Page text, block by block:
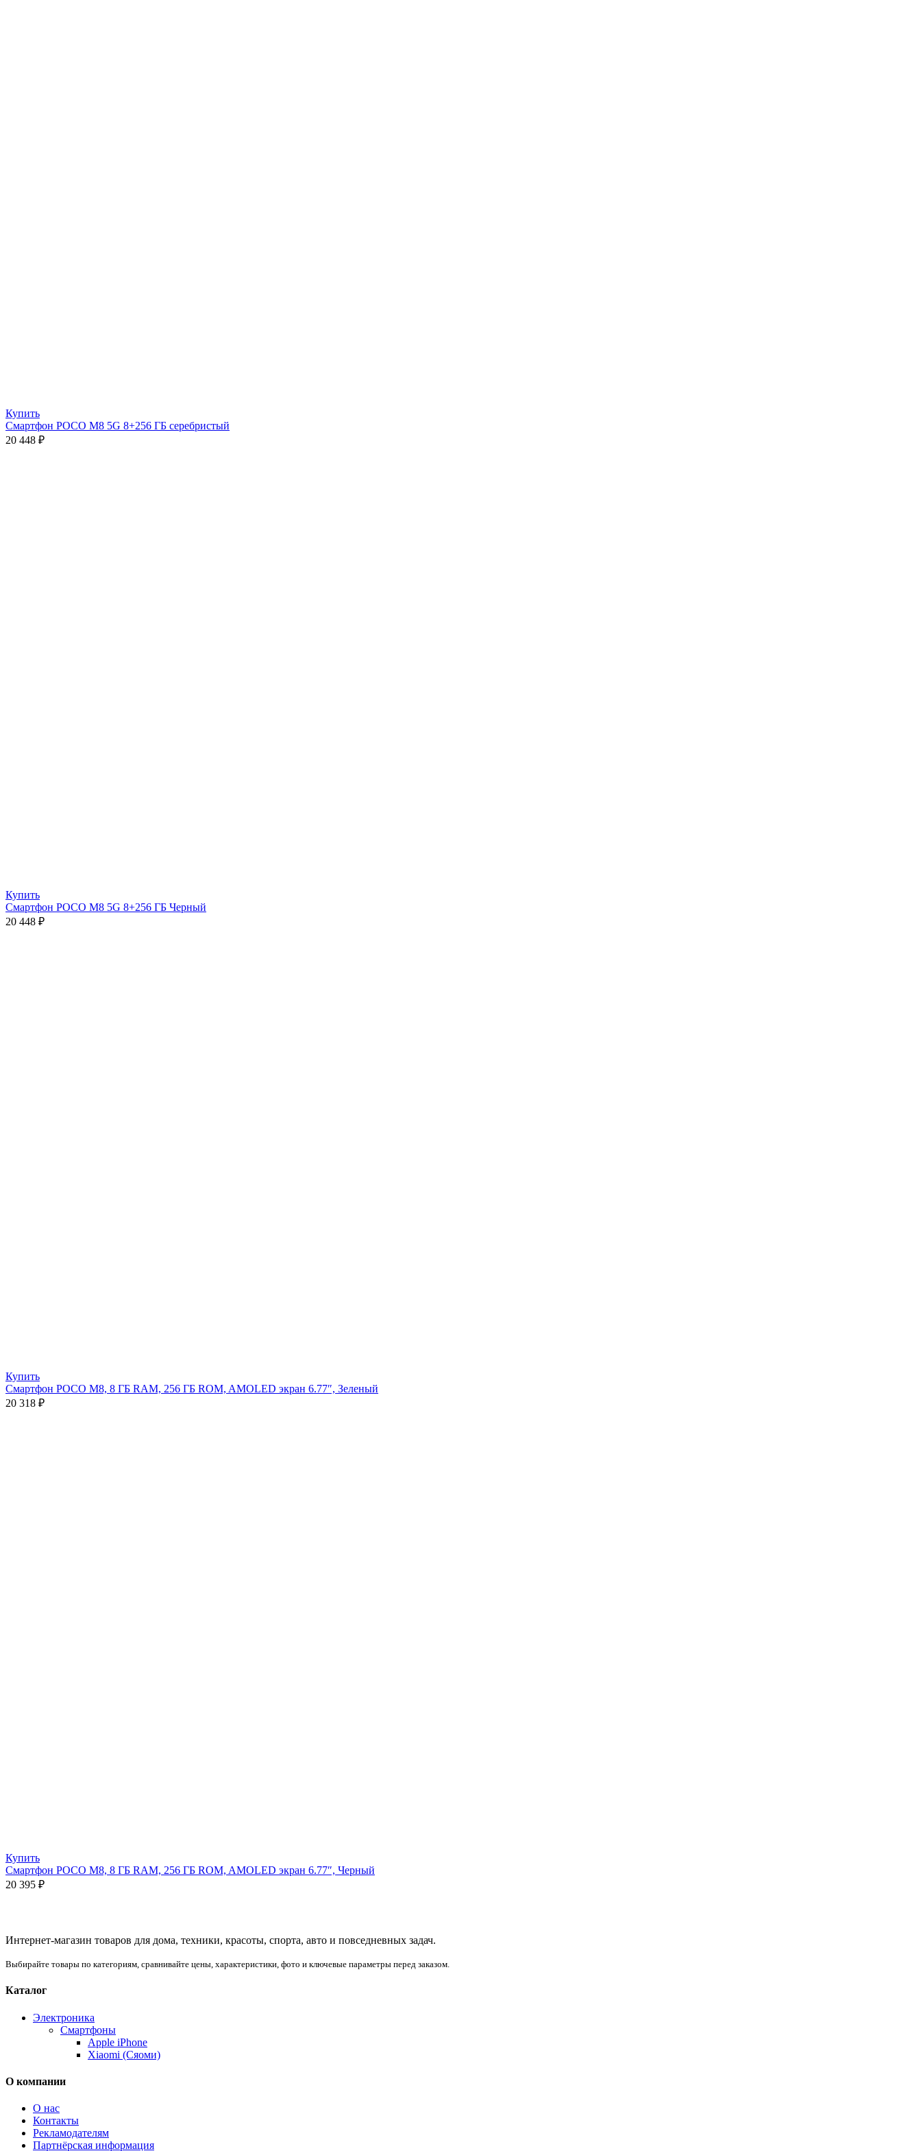
Купить
Смартфон POCO M8 5G 8+256 ГБ серебристый
20 448 ₽
Купить
Смартфон POCO M8 5G 8+256 ГБ Черный
20 448 ₽
Купить
Смартфон POCO M8, 8 ГБ RAM, 256 ГБ ROM, AMOLED экран 6.77″, Зеленый
20 318 ₽
Купить
Смартфон POCO M8, 8 ГБ RAM, 256 ГБ ROM, AMOLED экран 6.77″, Черный
20 395 ₽
Интернет-магазин товаров для дома, техники, красоты, спорта, авто и повседневных задач.
Выбирайте товары по категориям, сравнивайте цены, характеристики, фото и ключевые параметры перед заказом.
Каталог
Электроника
Смартфоны
Apple iPhone
Xiaomi (Сяоми)
О компании
О нас
Контакты
Рекламодателям
Партнёрская информация